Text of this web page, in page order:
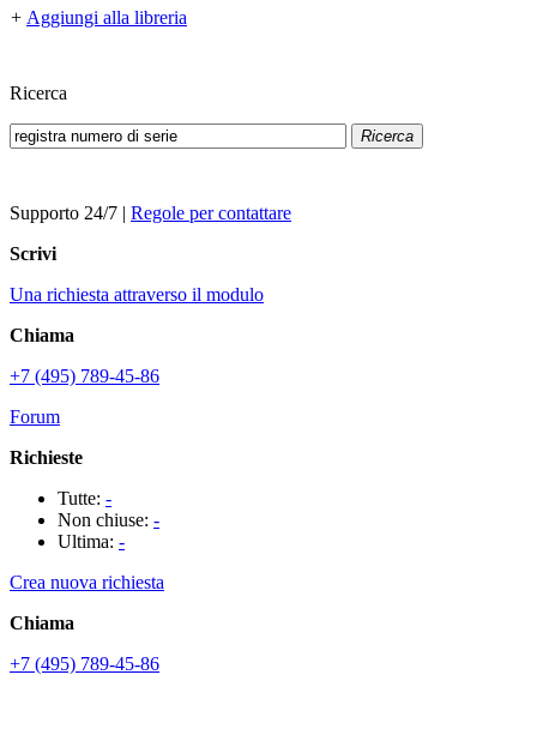
+ Aggiungi alla libreria
Ricerca
Ricerca
Supporto 24/7 | Regole per contattare
Scrivi
Una richiesta attraverso il modulo
Chiama
+7 (495) 789-45-86
Forum
Richieste
Tutte: -
Non chiuse: -
Ultima: -
Crea nuova richiesta
Chiama
+7 (495) 789-45-86